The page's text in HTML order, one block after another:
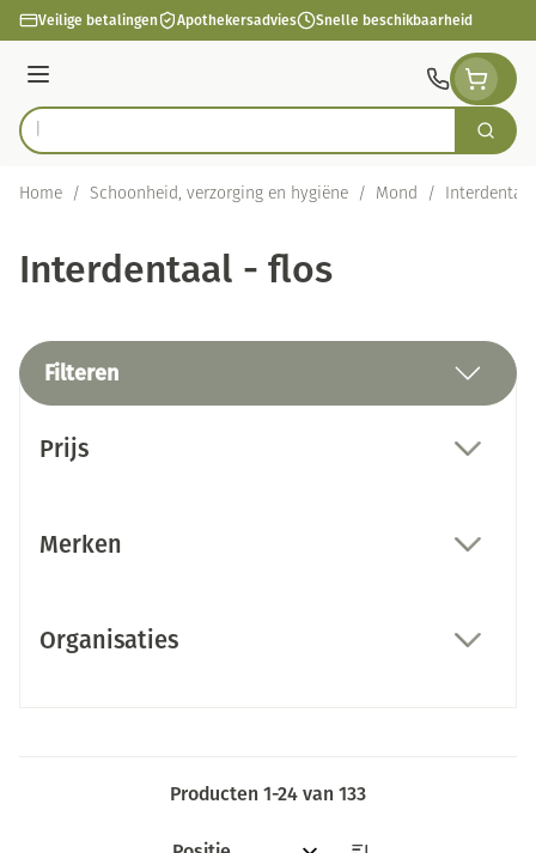
Ga naar de inhoud
Veilige betalingen Apothekersadvies Snelle beschikbaarheid
Menu
Product, merk, categorie... Zoek
Home / Schoonheid, verzorging en hygiëne / Mond /
Interdentaal - flos
Filteren
Prijs
Merken
Organisaties
Producten 1-24 van 133